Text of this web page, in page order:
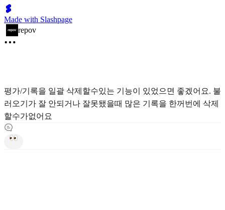
Made with Slashpage
repov
평가/기록을 일괄 삭제할수있는 기능이 있었으면 좋겠어요. 불
러오기가 잘 안되거나 잘못됐을때 많은 기록을 한꺼번에 삭제
할수가없어요